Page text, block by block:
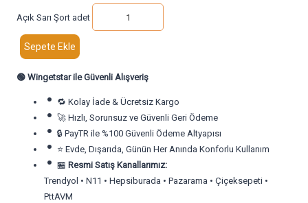
Açık Sarı Şort adet
Sepete Ekle
🟢 Wingetstar ile Güvenli Alışveriş
🔁 Kolay İade & Ücretsiz Kargo
🚀 Hızlı, Sorunsuz ve Güvenli Geri Ödeme
🔒 PayTR ile %100 Güvenli Ödeme Altyapısı
⭐ Evde, Dışarıda, Günün Her Anında Konforlu Kullanım
🏪 Resmi Satış Kanallarımız:
Trendyol • N11 • Hepsiburada • Pazarama • Çiçeksepeti •
PttAVM